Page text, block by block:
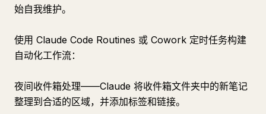
始自我维护。
使用 Claude Code Routines 或 Cowork 定时任务构建
自动化工作流：
夜间收件箱处理——Claude 将收件箱文件夹中的新笔记
整理到合适的区域，并添加标签和链接。